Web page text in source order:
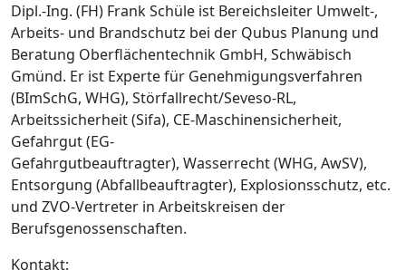
Dipl.-Ing. (FH) Frank Schüle ist Bereichsleiter Umwelt-,
Arbeits- und Brandschutz bei der Qubus Planung und
Beratung Oberflächentechnik GmbH, Schwäbisch
Gmünd. Er ist Experte für Genehmigungsverfahren
(BImSchG, WHG), Störfallrecht/Seveso-RL,
Arbeitssicherheit (Sifa), CE-Maschinensicherheit,
Gefahrgut (EG-
Gefahrgutbeauftragter), Wasserrecht (WHG, AwSV),
Entsorgung (Abfallbeauftragter), Explosionsschutz, etc.
und ZVO-Vertreter in Arbeitskreisen der
Berufsgenossenschaften.
Kontakt: